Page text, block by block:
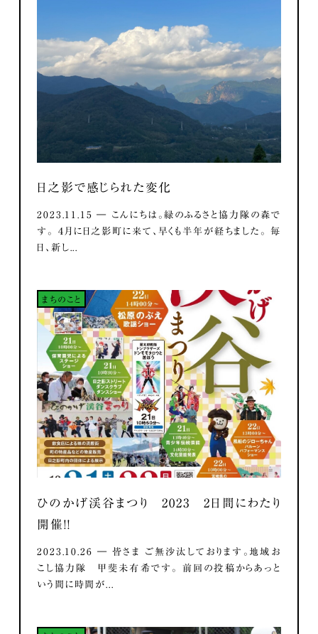
日之影で感じられた変化
2023.11.15 ― こんにちは。緑のふるさと協力隊の森で
す。 ４月に日之影町に来て、早くも半年が経ちました。 毎
日、新し...
まちのこと
ひのかげ渓谷まつり 2023 2日間にわたり
開催！！
2023.10.26 ― 皆さま ご無沙汰しております。地域お
こし協力隊 甲斐未有希です。 前回の投稿からあっと
いう間に時間が...